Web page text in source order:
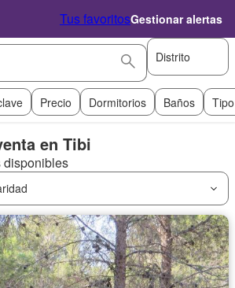
Tus favoritosGestionar alertas
Distrito
Precio Dormitorios Baños
en Tibi
disponibles